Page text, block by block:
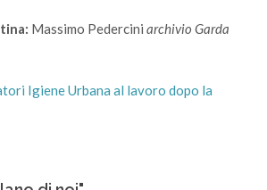
Massimo Pedercini archivio Garda
Igiene Urbana al lavoro dopo la